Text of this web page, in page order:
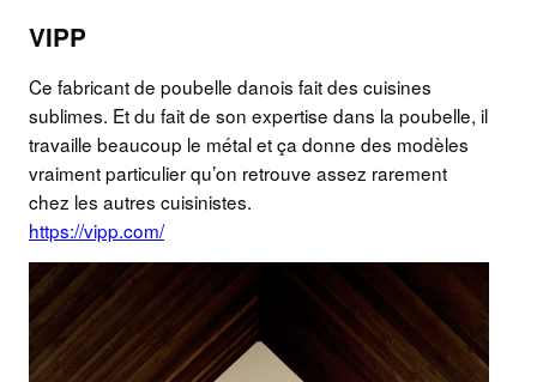
VIPP
Ce fabricant de poubelle danois fait des cuisines
sublimes. Et du fait de son expertise dans la poubelle, il
travaille beaucoup le métal et ça donne des modèles
vraiment particulier qu’on retrouve assez rarement
chez les autres cuisinistes.
https://vipp.com/